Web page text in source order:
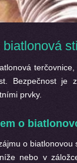
biatlonová
Bezpečnost je
prvky.
o
o biatlonovou
nebo v